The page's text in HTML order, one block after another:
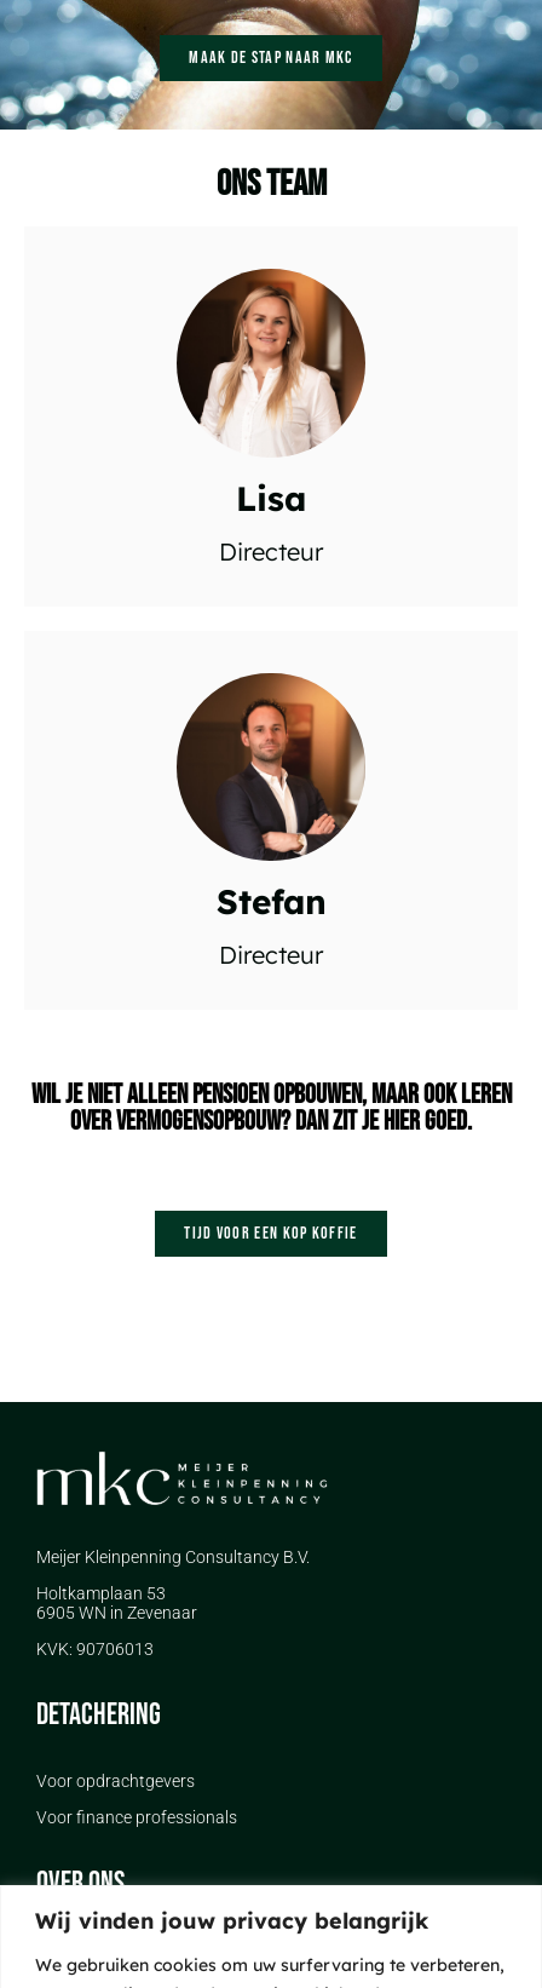
Wij vinden jouw privacy belangrijk
We gebruiken cookies om uw surfervaring te verbeteren,
Maak de stap naar MKC
Ons team
Lisa
Directeur
Stefan
Directeur
Wil je niet alleen pensioen opbouwen, maar ook leren
over vermogensopbouw? Dan zit je hier goed.
Tijd voor een kop koffie
Meijer Kleinpenning Consultancy B.V.
Holtkamplaan 53
6905 WN in Zevenaar
KVK: 90706013
DETACHERING
Voor opdrachtgevers
Voor finance professionals
OVER ONS